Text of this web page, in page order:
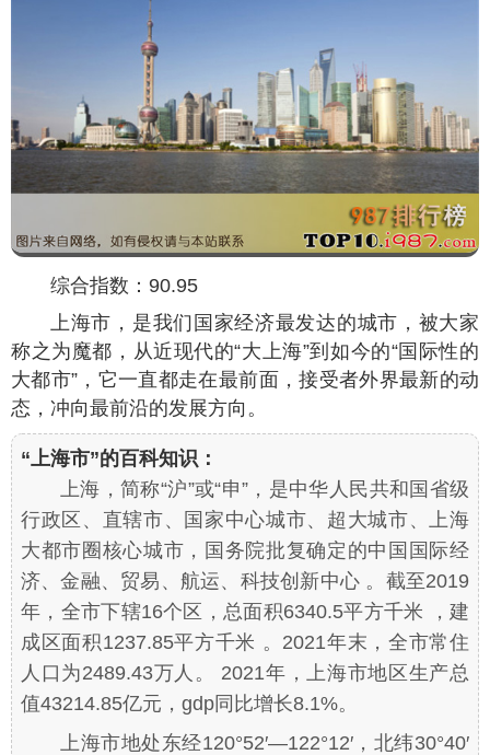
综合指数：90.95
上海市，是我们国家经济最发达的城市，被大家
称之为魔都，从近现代的“大上海”到如今的“国际性的
大都市”，它一直都走在最前面，接受者外界最新的动
态，冲向最前沿的发展方向。
“上海市”的百科知识：
上海，简称“沪”或“申”，是中华人民共和国省级
行政区、直辖市、国家中心城市、超大城市、上海
大都市圈核心城市，国务院批复确定的中国国际经
济、金融、贸易、航运、科技创新中心 。截至2019
年，全市下辖16个区，总面积6340.5平方千米 ，建
成区面积1237.85平方千米 。2021年末，全市常住
人口为2489.43万人。 2021年，上海市地区生产总
值43214.85亿元，gdp同比增长8.1%。
上海市地处东经120°52′—122°12′，北纬30°40′